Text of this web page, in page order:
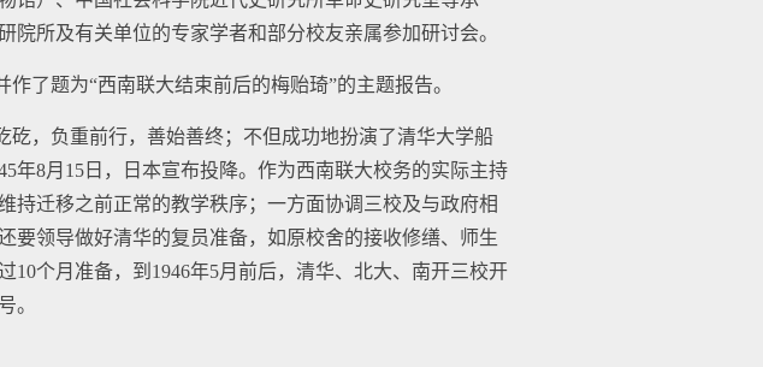
所及有关单位的专家学者和部分校友亲属参加研讨会。
了题为“西南联大结束前后的梅贻琦”的主题报告。
，负重前行，善始善终；不但成功地扮演了清华大学船
年8月15日，日本宣布投降。作为西南联大校务的实际主持
持迁移之前正常的教学秩序；一方面协调三校及与政府相
要领导做好清华的复员准备，如原校舍的接收修缮、师生
个月准备，到1946年5月前后，清华、北大、南开三校开
。